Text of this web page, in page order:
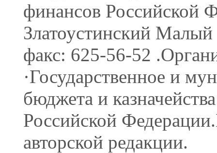
финансов Российской
Златоустинский
факс: 625-56-52
·Государственное и
бюджета и
Российской
авторской редакции.